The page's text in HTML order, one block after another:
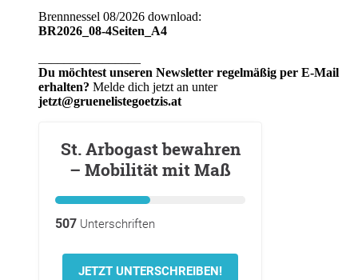
Brennnessel 08/2026 download:
BR2026_08-4Seiten_A4
Du möchtest unseren Newsletter regelmäßig per E-Mail
erhalten? Melde dich jetzt an unter
jetzt@gruenelistegoetzis.at
St. Arbogast bewahren
– Mobilität mit Maß
507 Unterschriften
JETZT UNTERSCHREIBEN!